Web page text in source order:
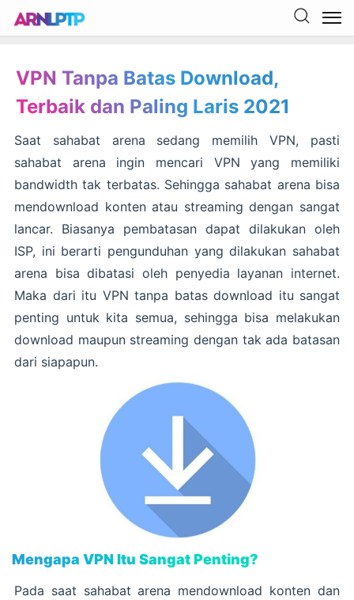
VPN Tanpa Batas Download,
Terbaik dan Paling Laris 2021
Saat sahabat arena sedang memilih VPN, pasti
sahabat arena ingin mencari VPN yang memiliki
bandwidth tak terbatas. Sehingga sahabat arena bisa
mendownload konten atau streaming dengan sangat
lancar. Biasanya pembatasan dapat dilakukan oleh
ISP, ini berarti pengunduhan yang dilakukan sahabat
arena bisa dibatasi oleh penyedia layanan internet.
Maka dari itu VPN tanpa batas download itu sangat
penting untuk kita semua, sehingga bisa melakukan
download maupun streaming dengan tak ada batasan
dari siapapun.
Mengapa VPN Itu Sangat Penting?
Pada saat sahabat arena mendownload konten dan